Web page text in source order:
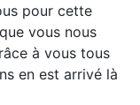
pour cette
vous nous
à vous tous
en est arrivé là